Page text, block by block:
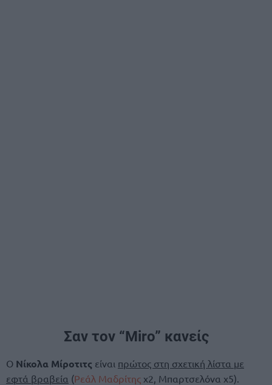
Σαν τον “Miro” κανείς
Ο Νίκολα Μίροτιτς είναι πρώτος στη σχετική λίστα με
εφτά βραβεία (Ρεάλ Μαδρίτης x2, Μπαρτσελόνα x5).